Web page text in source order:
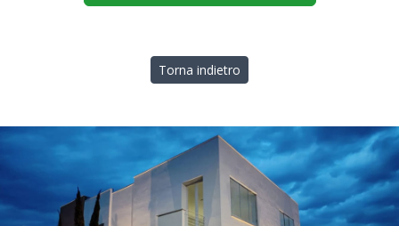
Torna indietro